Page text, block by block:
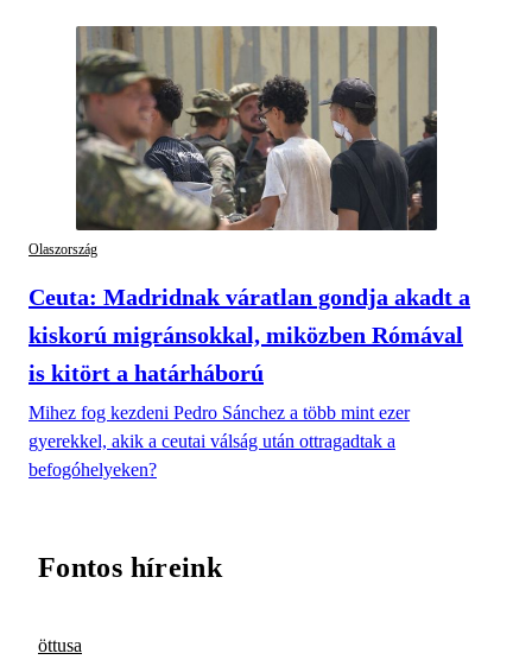
Olaszország
Ceuta: Madridnak váratlan gondja akadt a
kiskorú migránsokkal, miközben Rómával
is kitört a határháború
Mihez fog kezdeni Pedro Sánchez a több mint ezer
gyerekkel, akik a ceutai válság után ottragadtak a
befogóhelyeken?
Fontos híreink
öttusa